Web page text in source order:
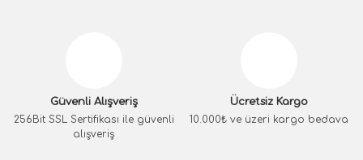
Güvenli Alışveriş
256Bit SSL Sertifikası ile güvenli
alışveriş
Ücretsiz Kargo
10.000₺ ve üzeri kargo bedava